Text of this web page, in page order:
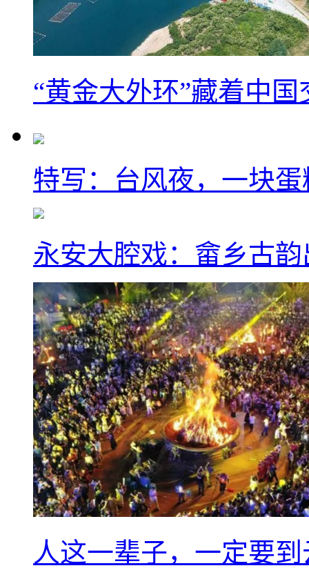
“黄金大外环”藏着中
特写：台风夜，一块
永安大腔戏：畲乡古
人这一辈子，一定要